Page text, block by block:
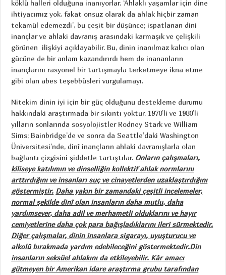
köklü halleri olduğuna inanıyorlar. ‘Ahlaklı yaşamlar için dine
ihtiyacımız yok, fakat onsuz olarak da ahlak hiçbir zaman
tekamül edemezdi’, bu çeşit bir düşünce; ispatlanan dini
inançlar ve ahlaki davranış arasındaki karmaşık ve çelişkili
görünen ilişkiyi açıklayabilir. Bu, dinin inanılmaz kalıcı olan
gücüne de bir anlam kazandırırdı hem de inananların
inançlarını rasyonel bir tartışmayla terketmeye ikna etme
gibi olan abes teşebbüsleri vurgulamayı.
Nitekim dinin iyi için bir güç olduğunu destekleme durumu
hakkındaki araştırmada bir sıkıntı yoktur. 1970’li ve 1980’li
yılların sonlarında sosyolojistler Rodney Stark ve William
Sims; Bainbridge’de ve sonra da Seattle’daki Washington
Üniversitesi’nde, dinî inançların ahlaki davranışlarla olan
bağlantı çizgisini şiddetle tartıştılar. Onların çalışmaları,
kiliseye katılımın ve dinselliğin kollektif ahlak normlarını
arttırdığını ve insanları suç ve cinayetlerden uzaklaştırdığını
göstermiştir. Daha yakın bir zamandaki çeşitli incelemeler,
normal şekilde dinî olan insanların daha mutlu, daha
yardımsever, daha adil ve merhametli olduklarını ve hayır
cemiyetlerine daha çok para bağışladıklarını ileri sürmektedir.
Diğer çalışmalar, dinin insanlara sigarayı, uyuşturucu ve
alkolü bırakmada yardım edebileceğini göstermektedir.Din
insanların seksüel ahlakını da etkileyebilir. Kâr amacı
gütmeyen bir Amerikan idare araştırma grubu tarafından